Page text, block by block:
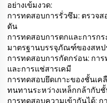
อย่างเข้มงวด:
การทดสอบการรั่วซึม: ตรวจส
ดัน
การทดสอบการตกและการก
มาตรฐานบรรจุภัณฑ์ของสหป
การทดสอบการกัดกร่อน: กา
และการแช่สารเคมี
การทดสอบยึดเกาะของชั้นเค
ทนทานระหว่างเหล็กกล้ากับ
การทดสอบความเข้ากันได้: ก